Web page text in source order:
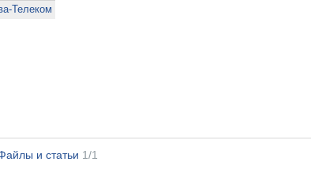
Телеком
и статьи 1/1